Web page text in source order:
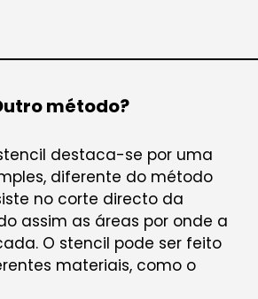
método?
destaca-se por uma
diferente do método
no corte directo da
assim as áreas por onde a
O stencil pode ser feito
materiais, como o